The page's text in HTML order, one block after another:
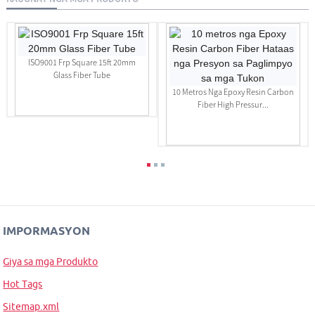
ISO9001 Frp Square 15ft 20mm
Glass Fiber Tube
10 Metros Nga Epoxy Resin Carbon
Fiber High Pressur...
IMPORMASYON
Giya sa mga Produkto
Hot Tags
Sitemap.xml